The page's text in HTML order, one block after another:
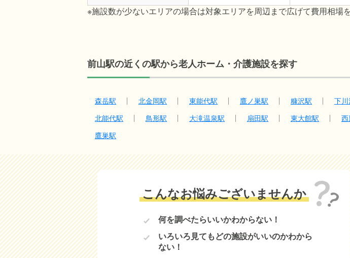
※施設数が少ないエリアの場合は対象エリアを周辺まで広げて費用相場
前山駅の近くの駅から老人ホーム・介護施設を探す
森岳駅 北金岡駅 東能代駅 鷹ノ巣駅 糠沢駅 下川
北能代駅
鳥形駅 大滝温泉駅 扇田駅 東大館駅 西
鷹巣駅
こんなお悩みございませんか
何を調べたらいいかわからない！
いろいろ見てもどの施設がいいのかわから
ない！